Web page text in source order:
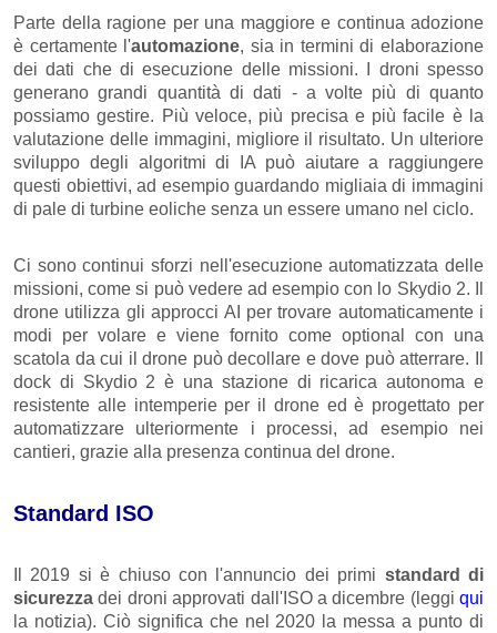
Parte della ragione per una maggiore e continua adozione
è certamente l'automazione, sia in termini di elaborazione
dei dati che di esecuzione delle missioni. I droni spesso
generano grandi quantità di dati - a volte più di quanto
possiamo gestire. Più veloce, più precisa e più facile è la
valutazione delle immagini, migliore il risultato. Un ulteriore
sviluppo degli algoritmi di IA può aiutare a raggiungere
questi obiettivi, ad esempio guardando migliaia di immagini
di pale di turbine eoliche senza un essere umano nel ciclo.
Ci sono continui sforzi nell'esecuzione automatizzata delle
missioni, come si può vedere ad esempio con lo Skydio 2. Il
drone utilizza gli approcci AI per trovare automaticamente i
modi per volare e viene fornito come optional con una
scatola da cui il drone può decollare e dove può atterrare. Il
dock di Skydio 2 è una stazione di ricarica autonoma e
resistente alle intemperie per il drone ed è progettato per
automatizzare ulteriormente i processi, ad esempio nei
cantieri, grazie alla presenza continua del drone.
Standard ISO
Il 2019 si è chiuso con l'annuncio dei primi standard di
sicurezza dei droni approvati dall'ISO a dicembre (leggi qui
la notizia). Ciò significa che nel 2020 la messa a punto di